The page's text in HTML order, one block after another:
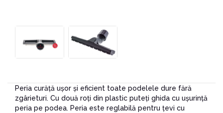
Peria curăță ușor și eficient toate podelele dure fără
zgârieturi. Cu două roți din plastic puteți ghida cu ușurință
peria pe podea. Peria este reglabilă pentru țevi cu